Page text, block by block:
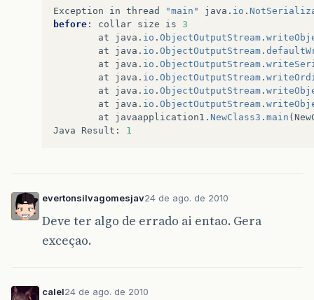
Exception in thread "main" java . io .
before : collar size is
3
at
java . io . ObjectOutputStream .
at
java . io . ObjectOutputStream .
at
java . io . ObjectOutputStream .
at
java . io . ObjectOutputStream .
at
java . io . ObjectOutputStream .
at
java . io . ObjectOutputStream .
at
javaapplication1 . NewClass3 . main (
Java
Result : 1
evertonsilvagomesjav24 de ago. de 2010
Deve ter algo de errado ai entao. Gera
exceçao.
calel24 de ago. de 2010